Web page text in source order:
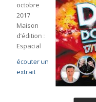
octobre
2017
Maison
d’édition :
Espacial
écouter un
extrait